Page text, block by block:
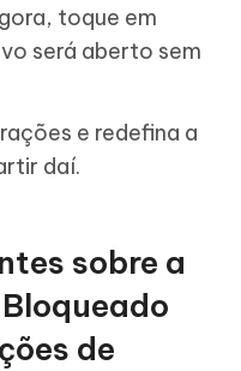
toque em
será aberto sem
e redefina a
daí.
sobre a
de